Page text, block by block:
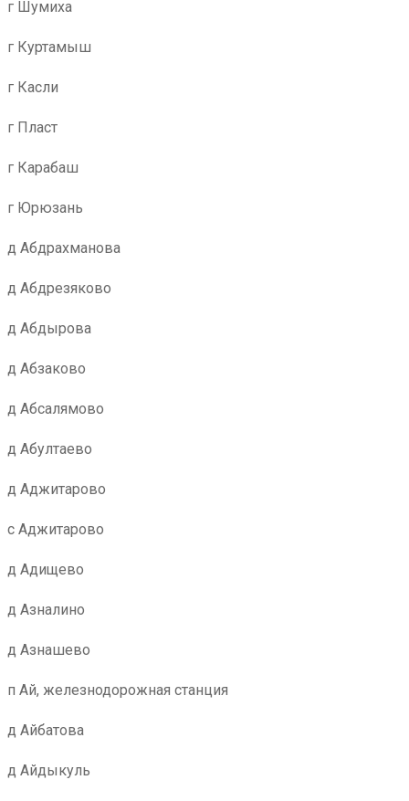
г Шумиха
г Куртамыш
г Касли
г Пласт
г Карабаш
г Юрюзань
д Абдрахманова
д Абдрезяково
д Абдырова
д Абзаково
д Абсалямово
д Абултаево
д Аджитарово
с Аджитарово
д Адищево
д Азналино
д Азнашево
п Ай, железнодорожная станция
д Айбатова
д Айдыкуль